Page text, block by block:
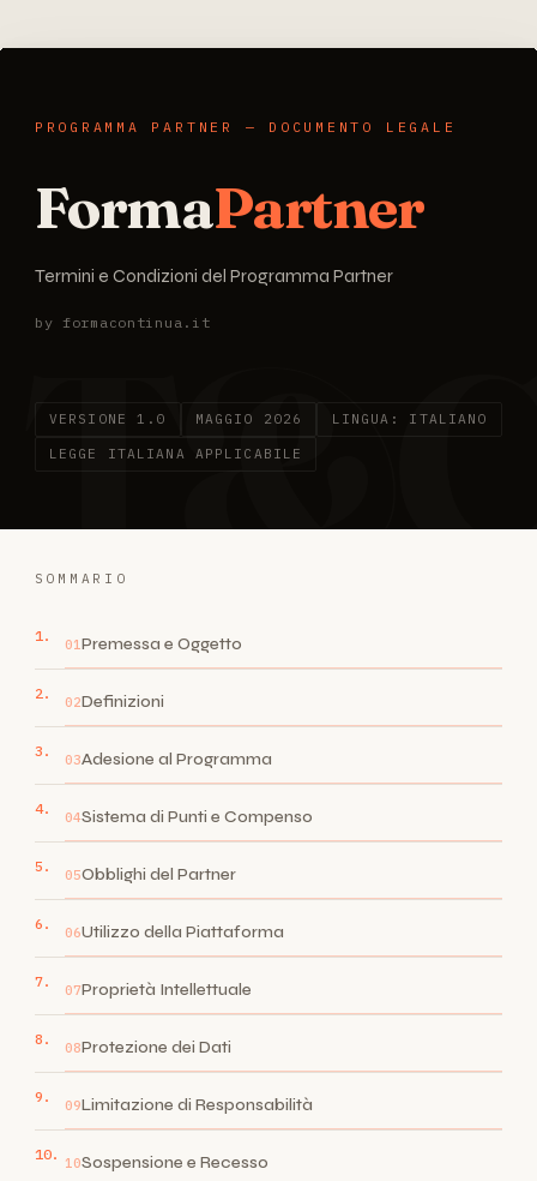
PROGRAMMA PARTNER — DOCUMENTO LEGALE
FormaPartner
Termini e Condizioni del Programma Partner
by formacontinua.it
VERSIONE 1.0 MAGGIO 2026 LINGUA: ITALIANO
LEGGE ITALIANA APPLICABILE
SOMMARIO
01Premessa e Oggetto
02Definizioni
03Adesione al Programma
04Sistema di Punti e Compenso
05Obblighi del Partner
06Utilizzo della Piattaforma
07Proprietà Intellettuale
08Protezione dei Dati
09Limitazione di Responsabilità
10Sospensione e Recesso